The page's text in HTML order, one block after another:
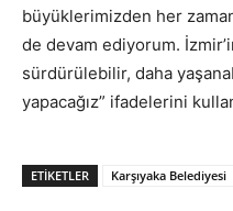
büyüklerimizden her
de devam ediyorum.
sürdürülebilir, daha
yapacağız” ifadelerini
ETİKETLER Karşıyaka Belediyesi